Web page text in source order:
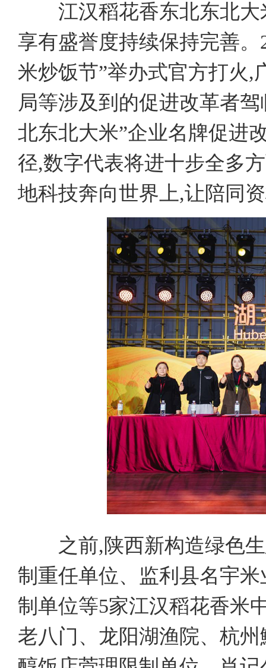
江汉稻花香东北东北大
享有盛誉度持续保持完善
米炒饭节”举办式官方打火,
局等涉及到的促进改革者
北东北大米”企业名牌促进
径,数字代表将进十步全多
地科技奔向世界上,让陪同
之前,陕西新构造绿色生
制重任单位、监利县名宇
制单位等5家江汉稻花香米
老八门、龙阳湖渔院、杭